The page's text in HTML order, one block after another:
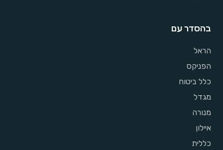
בהסדר עם
הראל
הפניקס
כלל ביטוח
מגדל
מנורה
איילון
כללית